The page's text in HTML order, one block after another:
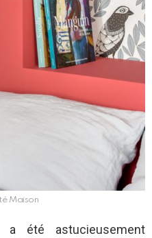
Maison
a été astucieusement